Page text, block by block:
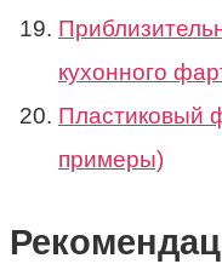
кухонного
Пластиковый
примеры)